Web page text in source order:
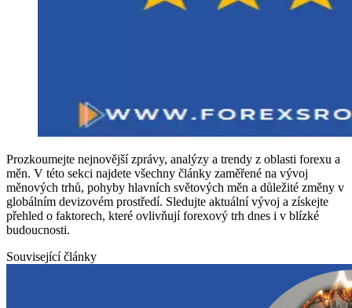
Prozkoumejte nejnovější zprávy, analýzy a trendy z oblasti forexu a
měn. V této sekci najdete všechny články zaměřené na vývoj
měnových trhů, pohyby hlavních světových měn a důležité změny v
globálním devizovém prostředí. Sledujte aktuální vývoj a získejte
přehled o faktorech, které ovlivňují forexový trh dnes i v blízké
budoucnosti.
Související články